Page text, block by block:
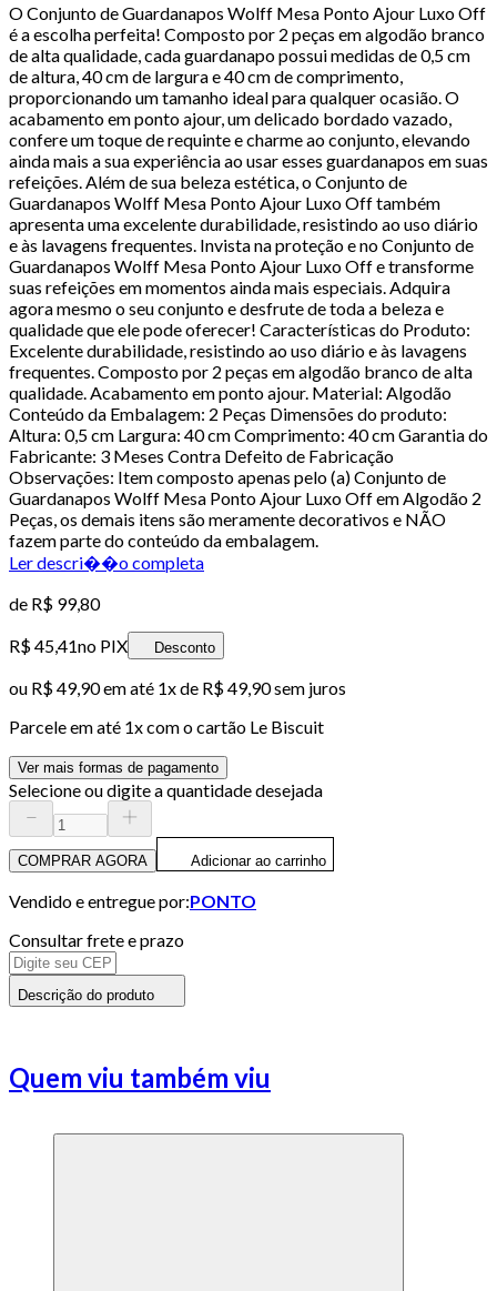
O Conjunto de Guardanapos Wolff Mesa Ponto Ajour Luxo Off
é a escolha perfeita! Composto por 2 peças em algodão branco
de alta qualidade, cada guardanapo possui medidas de 0,5 cm
de altura, 40 cm de largura e 40 cm de comprimento,
proporcionando um tamanho ideal para qualquer ocasião. O
acabamento em ponto ajour, um delicado bordado vazado,
confere um toque de requinte e charme ao conjunto, elevando
ainda mais a sua experiência ao usar esses guardanapos em suas
refeições. Além de sua beleza estética, o Conjunto de
Guardanapos Wolff Mesa Ponto Ajour Luxo Off também
apresenta uma excelente durabilidade, resistindo ao uso diário
e às lavagens frequentes. Invista na proteção e no Conjunto de
Guardanapos Wolff Mesa Ponto Ajour Luxo Off e transforme
suas refeições em momentos ainda mais especiais. Adquira
agora mesmo o seu conjunto e desfrute de toda a beleza e
qualidade que ele pode oferecer! Características do Produto:
Excelente durabilidade, resistindo ao uso diário e às lavagens
frequentes. Composto por 2 peças em algodão branco de alta
qualidade. Acabamento em ponto ajour. Material: Algodão
Conteúdo da Embalagem: 2 Peças Dimensões do produto:
Altura: 0,5 cm Largura: 40 cm Comprimento: 40 cm Garantia do
Fabricante: 3 Meses Contra Defeito de Fabricação
Observações: Item composto apenas pelo (a) Conjunto de
Guardanapos Wolff Mesa Ponto Ajour Luxo Off em Algodão 2
Peças, os demais itens são meramente decorativos e NÃO
fazem parte do conteúdo da embalagem.
Ler descri��o completa
de R$ 99,80
R$ 45,41no PIX Desconto
ou R$ 49,90em até 1x de R$ 49,90sem juros
Parcele em até 1x com o cartão Le Biscuit
Ver mais formas de pagamento
Selecione ou digite a quantidade desejada
COMPRAR AGORA Adicionar ao carrinho
Vendido e entregue por:PONTO
Consultar frete e prazo
Descrição do produto
Quem viu também viu